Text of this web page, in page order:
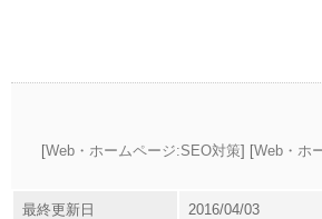
[Web・ホームページ:SEO対策] [Web・ホ
最終更新日 2016/04/03